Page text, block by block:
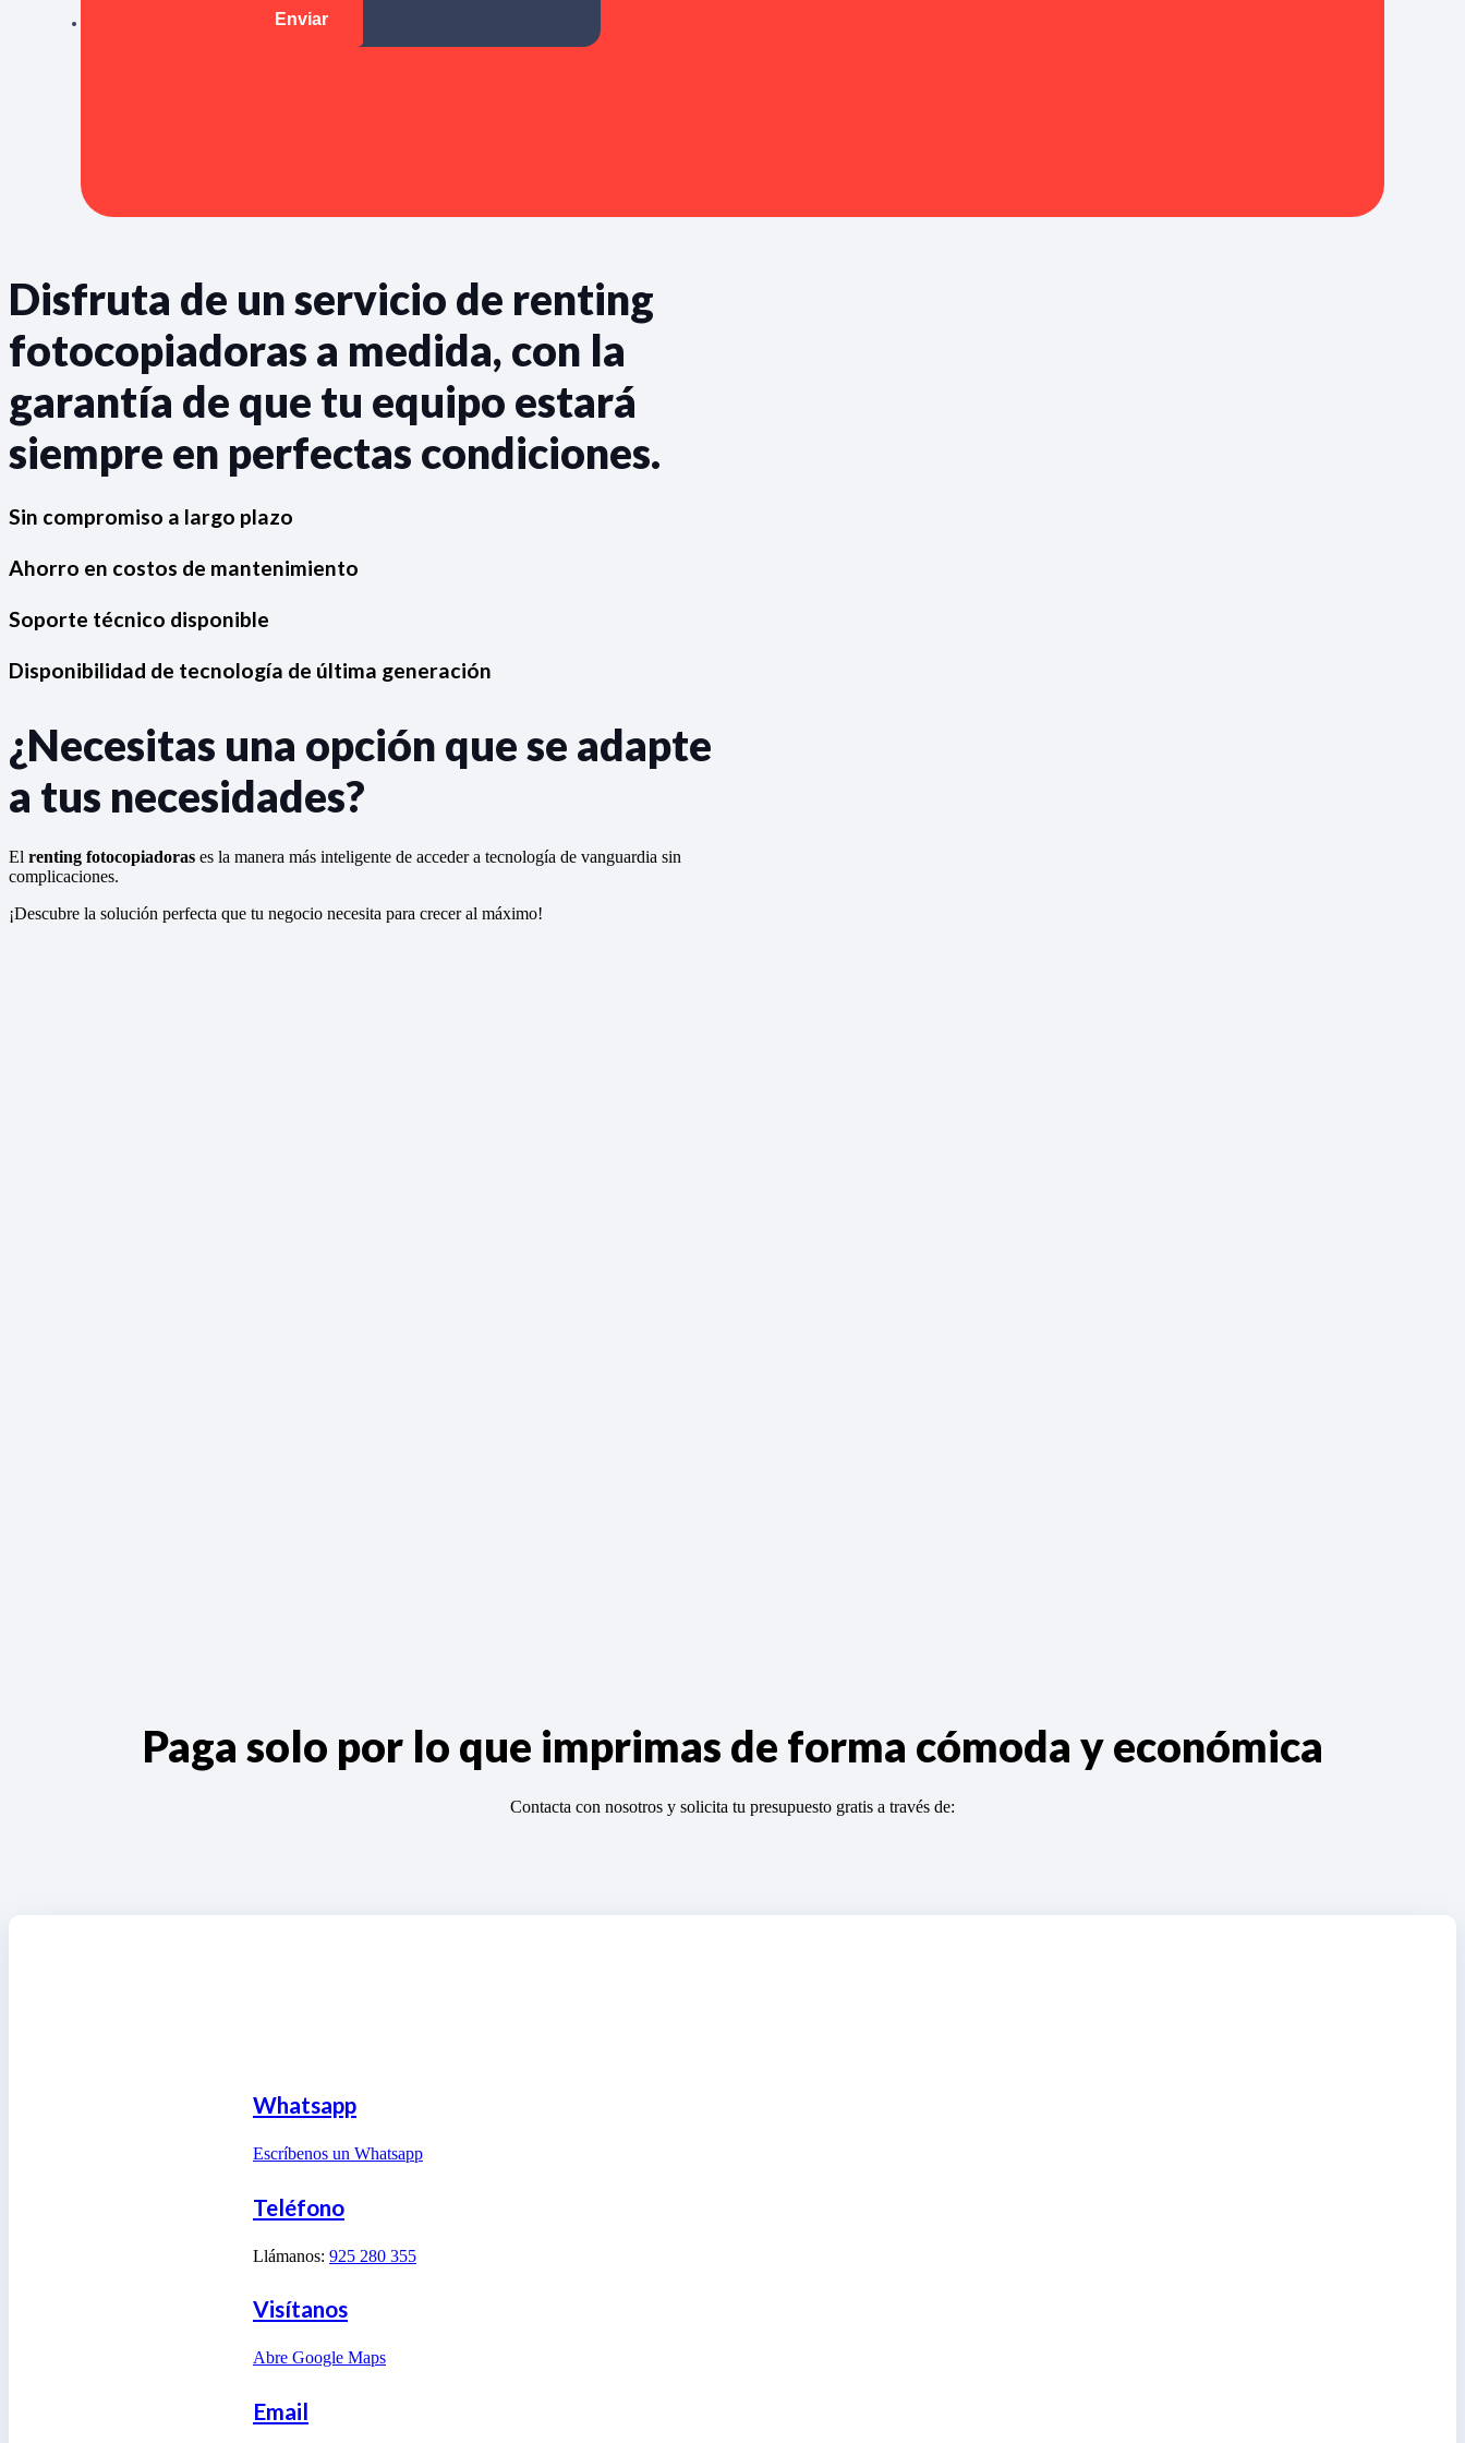
Disfruta de un servicio de renting
fotocopiadoras a medida, con la
garantía de que tu equipo estará
siempre en perfectas condiciones.
Sin compromiso a largo plazo
Ahorro en costos de mantenimiento
Soporte técnico disponible
Disponibilidad de tecnología de última generación
¿Necesitas una opción que se adapte
a tus necesidades?
El renting fotocopiadoras es la manera más inteligente de acceder a tecnología de vanguardia sin
complicaciones.
¡Descubre la solución perfecta que tu negocio necesita para crecer al máximo!
Paga solo por lo que imprimas de forma cómoda y económica
Contacta con nosotros y solicita tu presupuesto gratis a través de:
Whatsapp
Escríbenos un Whatsapp
Teléfono
Llámanos: 925 280 355
Visítanos
Abre Google Maps
Email